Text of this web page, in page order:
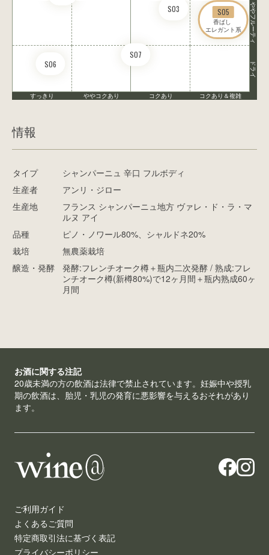
S03
S05
香ばし
エレガント系
S06
S07
ややフルーティ
ドライ
すっきり ややコクあり コクあり コクあり＆複雑
情報
タイプ
シャンパーニュ 辛口 フルボディ
生産者
アンリ・ジロー
生産地
フランス シャンパーニュ地方 ヴァレ・ド・ラ・マ
ルヌ アイ
品種
ピノ・ノワール80%、シャルドネ20%
栽培
無農薬栽培
醸造・発酵
発酵:フレンチオーク樽＋瓶内二次発酵 / 熟成:フレ
ンチオーク樽(新樽80%)で12ヶ月間＋瓶内熟成60ヶ
月間
お酒に関する注記
20歳未満の方の飲酒は法律で禁止されています。妊娠中や授乳
期の飲酒は、胎児・乳児の発育に悪影響を与えるおそれがあり
ます。
ご利用ガイド
よくあるご質問
特定商取引法に基づく表記
プライバシーポリシー